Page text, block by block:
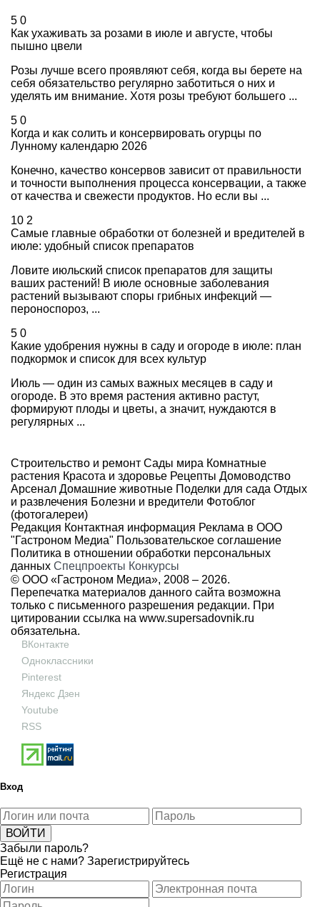
5 0
Как ухаживать за розами в июле и августе, чтобы
пышно цвели
Розы лучше всего проявляют себя, когда вы берете на
себя обязательство регулярно заботиться о них и
уделять им внимание. Хотя розы требуют большего ...
5 0
Когда и как солить и консервировать огурцы по
Лунному календарю 2026
Конечно, качество консервов зависит от правильности
и точности выполнения процесса консервации, а также
от качества и свежести продуктов. Но если вы ...
10 2
Самые главные обработки от болезней и вредителей в
июле: удобный список препаратов
Ловите июльский список препаратов для защиты
ваших растений! В июле основные заболевания
растений вызывают споры грибных инфекций —
пероноспороз, ...
5 0
Какие удобрения нужны в саду и огороде в июле: план
подкормок и список для всех культур
Июль — один из самых важных месяцев в саду и
огороде. В это время растения активно растут,
формируют плоды и цветы, а значит, нуждаются в
регулярных ...
Строительство и ремонт Сады мира Комнатные
растения Красота и здоровье Рецепты Домоводство
Арсенал Домашние животные Поделки для сада Отдых
и развлечения Болезни и вредители Фотоблог
(фотогалереи)
Редакция Контактная информация Реклама в ООО
"Гастроном Медиа" Пользовательское соглашение
Политика в отношении обработки персональных
данных Спецпроекты Конкурсы
© ООО «Гастроном Медиа», 2008 – 2026.
Перепечатка материалов данного сайта возможна
только с письменного разрешения редакции. При
цитировании ссылка на www.supersadovnik.ru
обязательна.
ВКонтакте
Одноклассники
Pinterest
Яндекс Дзен
Youtube
RSS
Вход
Забыли пароль?
Ещё не с нами? Зарегистрируйтесь
Регистрация